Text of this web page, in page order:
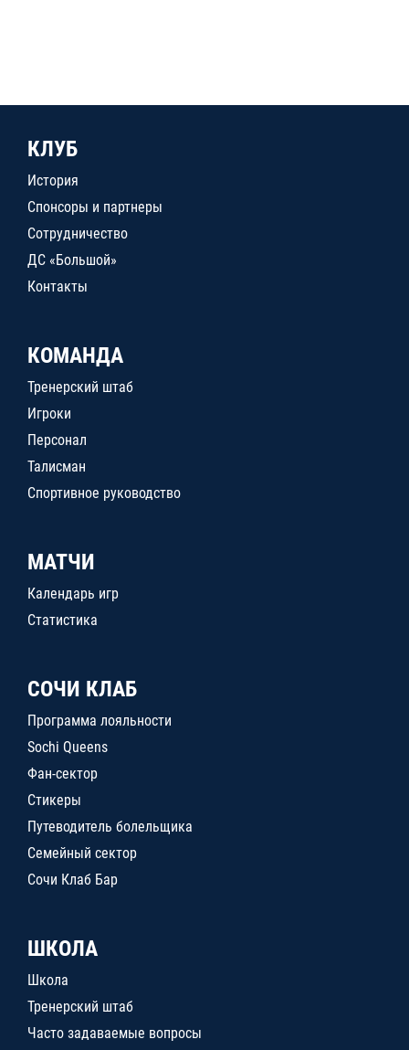
КЛУБ
История
Спонсоры и партнеры
Сотрудничество
ДС «Большой»
Контакты
КОМАНДА
Тренерский штаб
Игроки
Персонал
Талисман
Спортивное руководство
МАТЧИ
Календарь игр
Статистика
СОЧИ КЛАБ
Программа лояльности
Sochi Queens
Фан-сектор
Стикеры
Путеводитель болельщика
Семейный сектор
Сочи Клаб Бар
ШКОЛА
Школа
Тренерский штаб
Часто задаваемые вопросы